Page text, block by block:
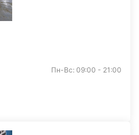
Пн-Вс: 09:00 - 21:00